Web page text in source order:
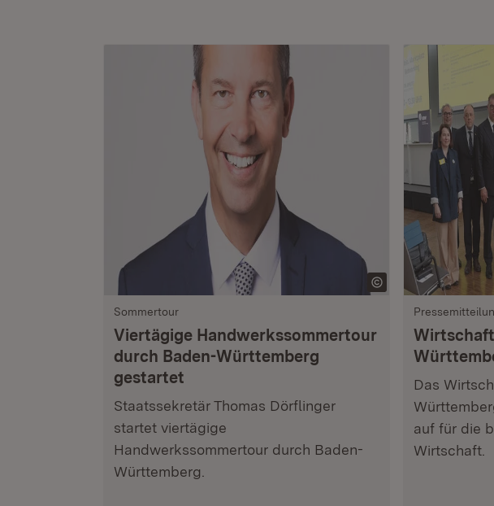
Sommertour
Viertägige Handwerkssommertour
durch Baden-Württemberg
gestartet
Staatssekretär Thomas Dörflinger
startet viertägige
Handwerkssommertour durch Baden-
Württemberg.
Das
auf für die
Wirtschaft.